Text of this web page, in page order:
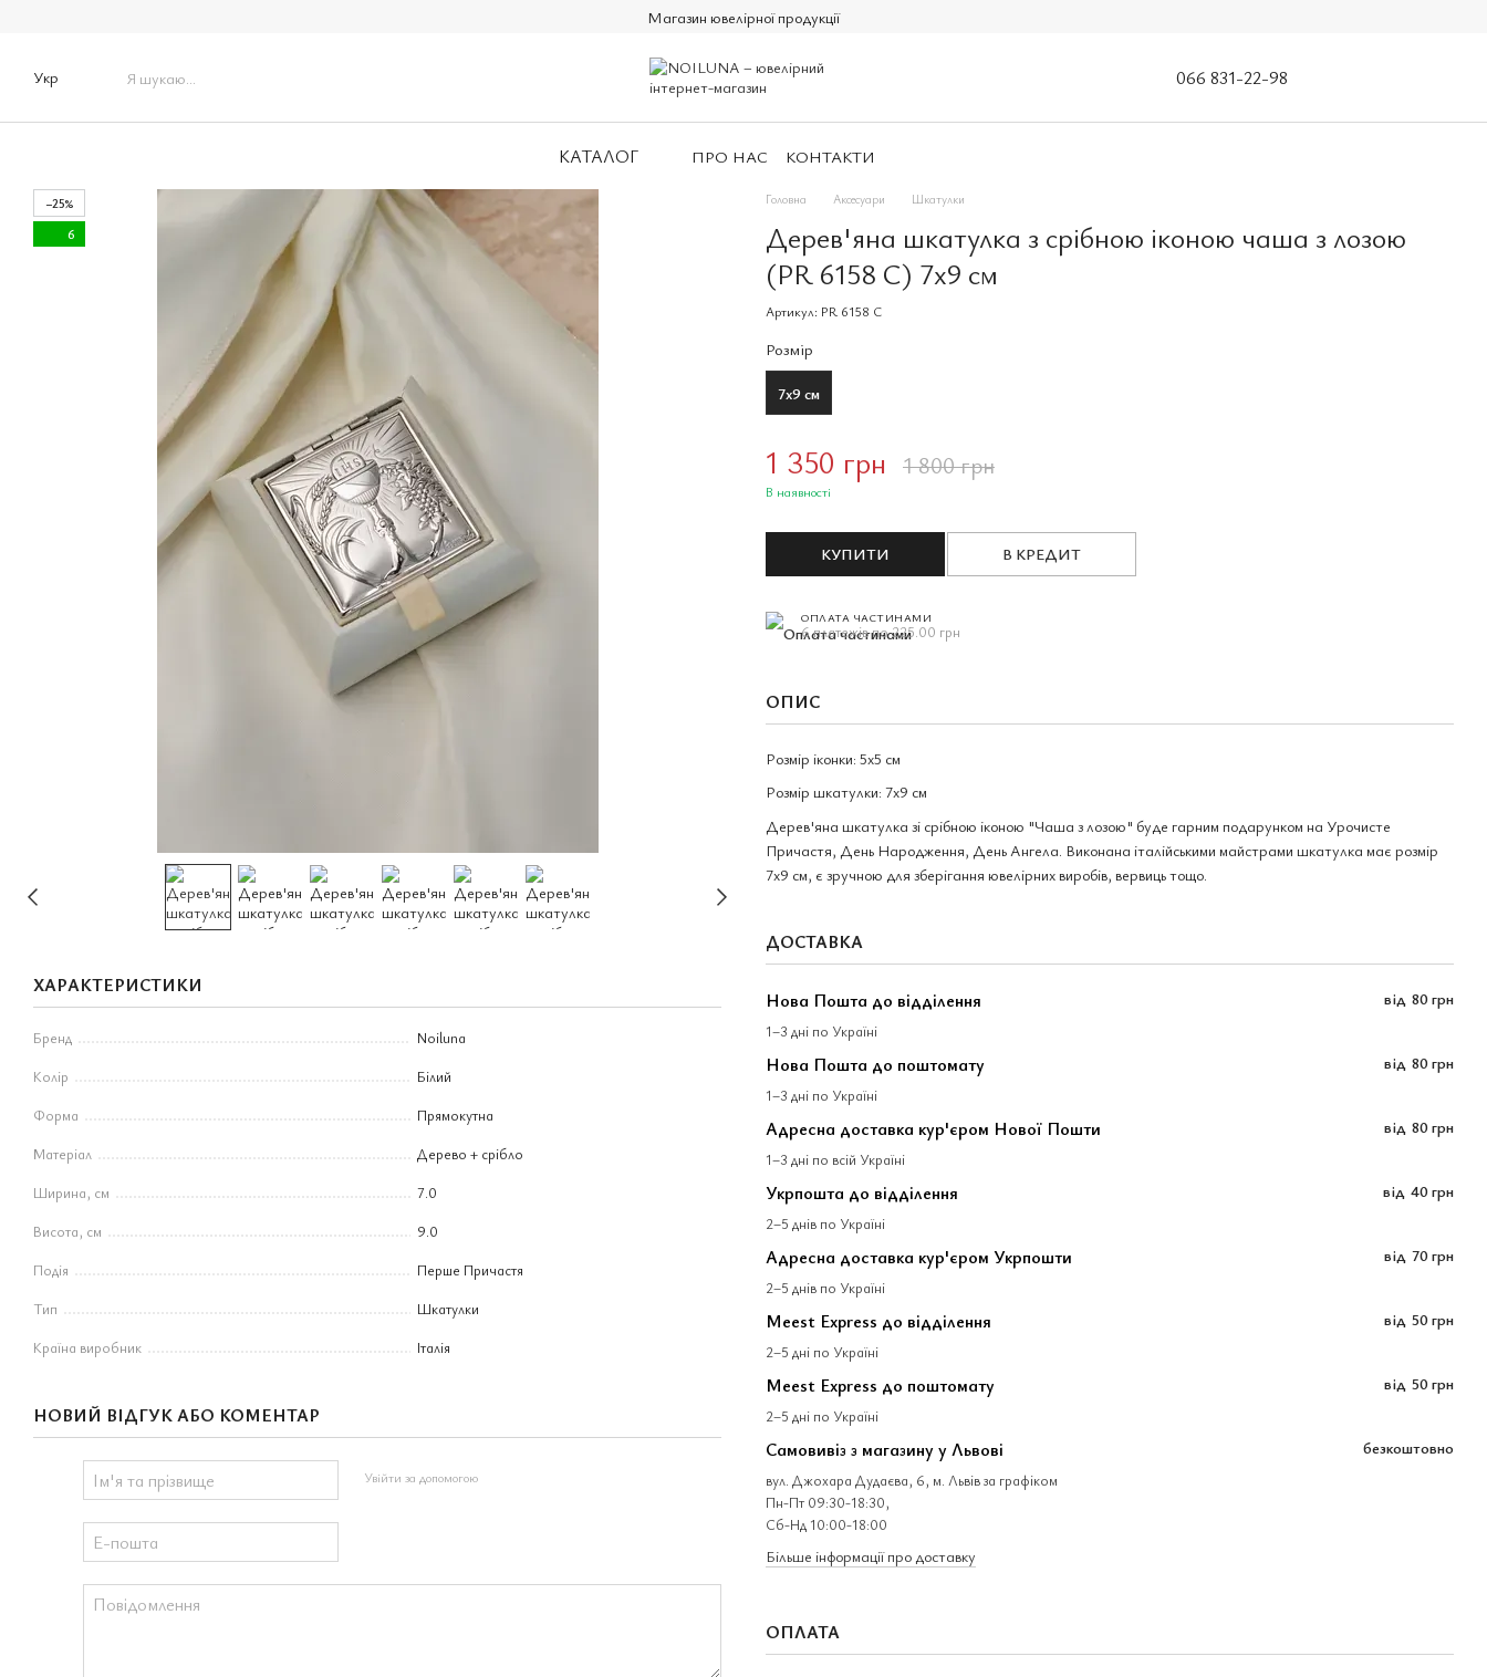
Магазин ювелірної продукції
Укр 066 831-22-98
КАТАЛОГ ПРО НАС КОНТАКТИ
−25%
6
ХАРАКТЕРИСТИКИ
Бренд
Noiluna
Колір
Білий
Форма
Прямокутна
Матеріал
Дерево + срібло
Ширина, см
7.0
Висота, см
9.0
Подія
Перше Причастя
Тип
Шкатулки
Країна виробник
Італія
НОВИЙ ВІДГУК АБО КОМЕНТАР
Увійти за допомогою
Головна Аксесуари Шкатулки
Дерев'яна шкатулка з срібною іконою чаша з лозою
(PR 6158 C) 7x9 см
Артикул: PR 6158 C
Розмір
7х9 см
1 350 грн 1 800 грн
В наявності
КУПИТИ В КРЕДИТ
ОПЛАТА ЧАСТИНАМИ
6 платежів по 225.00 грн
ОПИС
Розмір іконки: 5х5 см
Розмір шкатулки: 7х9 см
Дерев'яна шкатулка зі срібною іконою "Чаша з лозою" буде гарним подарунком на Урочисте
Причастя, День Народження, День Ангела. Виконана італійськими майстрами шкатулка має розмір
7х9 см, є зручною для зберігання ювелірних виробів, вервиць тощо.
ДОСТАВКА
Нова Пошта до відділення
1–3 дні по Україні
від 80 грн
Нова Пошта до поштомату
1–3 дні по Україні
від 80 грн
Адресна доставка кур'єром Нової Пошти
1–3 дні по всій Україні
від 80 грн
Укрпошта до відділення
2–5 днів по Україні
від 40 грн
Адресна доставка кур'єром Укрпошти
2–5 днів по Україні
від 70 грн
Meest Express до відділення
2–5 дні по Україні
від 50 грн
Meest Express до поштомату
2–5 дні по Україні
від 50 грн
Самовивіз з магазину у Львові
вул. Джохара Дудаєва, 6, м. Львів за графіком
Пн-Пт 09:30-18:30,
Сб-Нд 10:00-18:00
безкоштовно
Більше інформації про доставку
ОПЛАТА